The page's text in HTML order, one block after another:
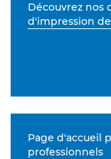
Découvrez nos
d'impression
Page d'accueil
professionnels